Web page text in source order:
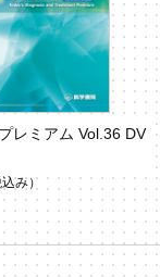
レミアム Vol.36 DV
込み）